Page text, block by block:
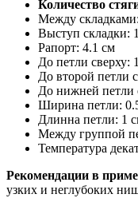
Количество
Между
Выступ складки:
Рапорт: 4.1 см
До петли сверху:
До второй петли
До нижней петли
Ширина петли:
Длинна петли: 1
Между группой
Температура
Рекомендации в
узких и неглубоких